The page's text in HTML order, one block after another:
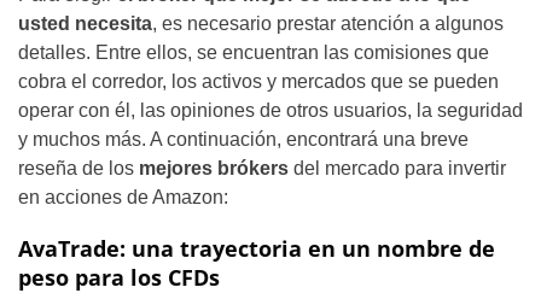
usted necesita, es necesario prestar atención a algunos
detalles. Entre ellos, se encuentran las comisiones que
cobra el corredor, los activos y mercados que se pueden
operar con él, las opiniones de otros usuarios, la seguridad
y muchos más. A continuación, encontrará una breve
reseña de los mejores brókers del mercado para invertir
en acciones de Amazon:
AvaTrade: una trayectoria en un nombre de
peso para los CFDs